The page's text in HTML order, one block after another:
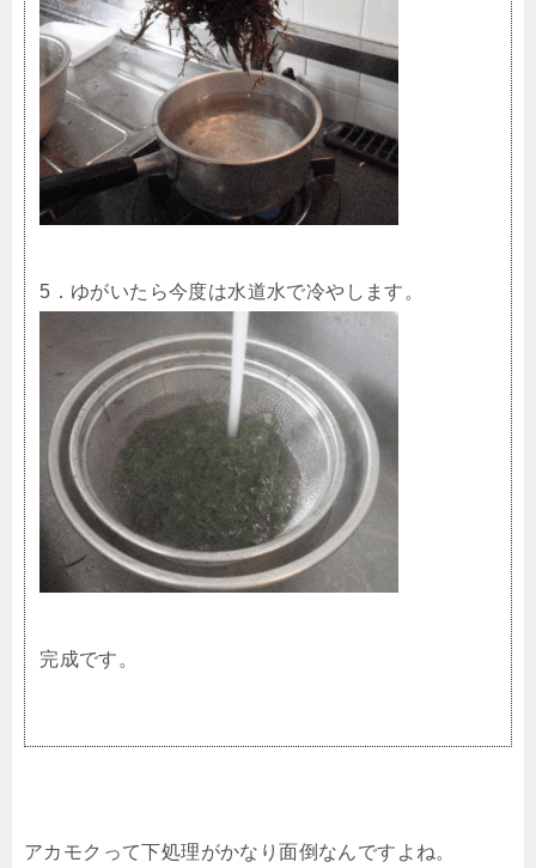
5．ゆがいたら今度は水道水で冷やします。
完成です。
アカモクって下処理がかなり面倒なんですよね。